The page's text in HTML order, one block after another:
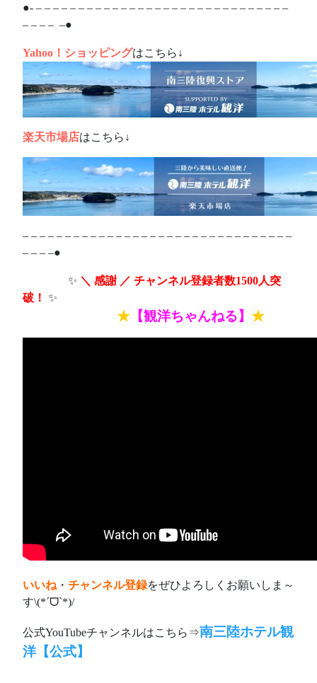
●- – – – – – – – – – – – – – – – – – – – – – – – – – – – – – –
– – – – –●
Yahoo！ショッピングはこちら↓
楽天市場店はこちら↓
– – – – – – – – – – – – – – – – – – – – – – – – – – – – – – – –
– – – –●
✨ ＼ 感謝 ／ チャンネル登録者数1500人突
破！ ✨
★ 【観洋ちゃんねる】 ★
いいね ・ チャンネル登録をぜひよろしくお願いしま～
す\(*ˊᗜˋ*)/
公式YouTubeチャンネルはこちら⇒南三陸ホテル観
洋【公式】